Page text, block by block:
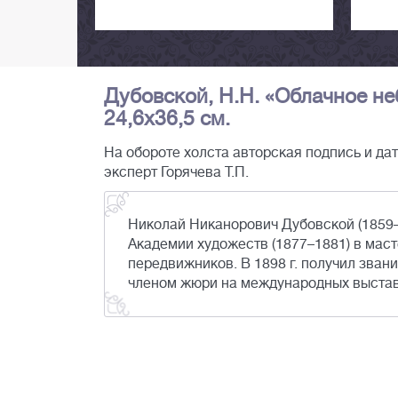
Дубовской, Н.Н. «Облачное
24,6х36,5 см.
На обороте холста авторская подпись и
эксперт Горячева Т.П.
Николай Никанорович Дубовской
Академии художеств (1877–1881) в
передвижников. В 1898 г. получил
членом жюри на международных